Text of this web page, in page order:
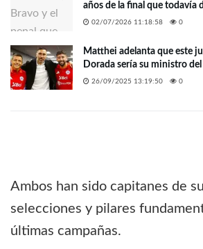
años de la final que todavía
02/07/2026 11:18:58 0
Matthei adelanta que este
Dorada sería su ministro
26/09/2025 13:19:50 0
Ambos han sido capitanes de
selecciones y pilares
últimas campañas.